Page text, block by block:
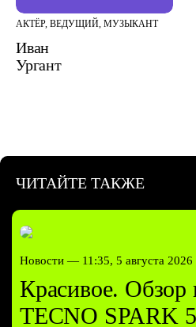
АКТЁР, ВЕДУЩИЙ, МУЗЫКАНТ
Иван
Ургант
ЧИТАЙТЕ ТАКЖЕ
Новости — 11:35, 5 августа 2026
Красивое. Обзор
TECNO SPARK